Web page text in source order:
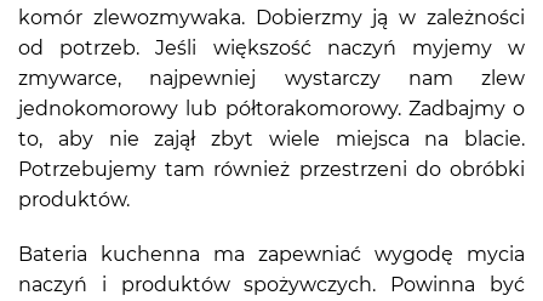
komór zlewozmywaka. Dobierzmy ją w zależności
od potrzeb. Jeśli większość naczyń myjemy w
zmywarce, najpewniej wystarczy nam zlew
jednokomorowy lub półtorakomorowy. Zadbajmy o
to, aby nie zajął zbyt wiele miejsca na blacie.
Potrzebujemy tam również przestrzeni do obróbki
produktów.
Bateria kuchenna ma zapewniać wygodę mycia
naczyń i produktów spożywczych. Powinna być